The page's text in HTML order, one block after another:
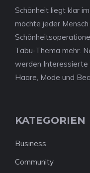
Schönheit liegt klar
möchte jeder
Tabu-Thema mehr.
werden Interessierte
Haare, Mode und
KATEGORIEN
Business
Community